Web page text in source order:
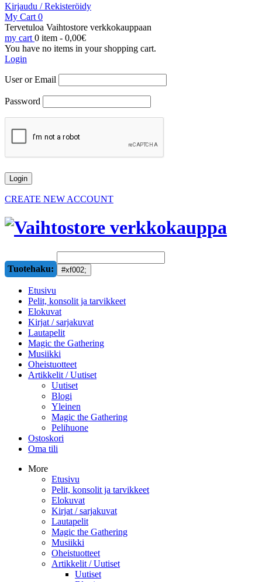
Kirjaudu / Rekisteröidy
My Cart 0
Tervetuloa Vaihtostore verkkokauppaan
my cart 0 item - 0,00€
You have no items in your shopping cart.
Login
User or Email
Password
CREATE NEW ACCOUNT
Tuotehaku:
Etusivu
Pelit, konsolit ja tarvikkeet
Elokuvat
Kirjat / sarjakuvat
Lautapelit
Magic the Gathering
Musiikki
Oheistuotteet
Artikkelit / Uutiset
Uutiset
Blogi
Yleinen
Magic the Gathering
Pelihuone
Ostoskori
Oma tili
More
Etusivu
Pelit, konsolit ja tarvikkeet
Elokuvat
Kirjat / sarjakuvat
Lautapelit
Magic the Gathering
Musiikki
Oheistuotteet
Artikkelit / Uutiset
Uutiset